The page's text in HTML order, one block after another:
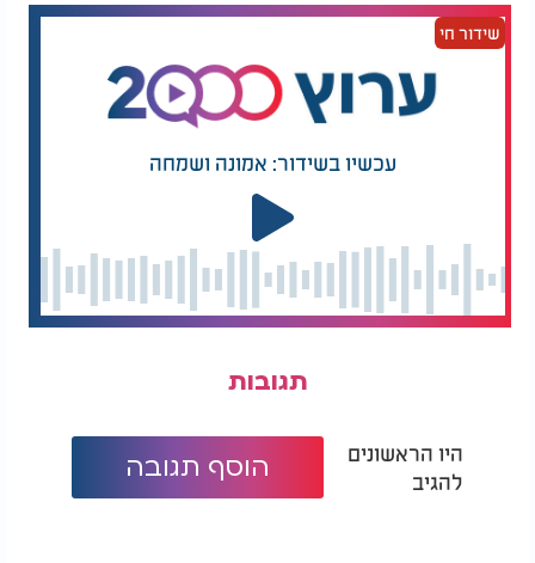
שידור חי
עכשיו בשידור: אמונה ושמחה
תגובות
היו הראשונים
להגיב
הוסף תגובה